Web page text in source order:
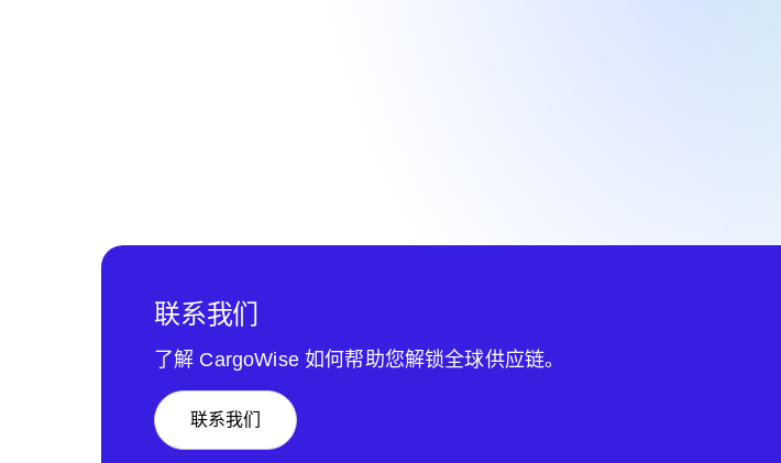
联系我们
了解 CargoWise 如何帮助您解锁全球供应链。
联系我们